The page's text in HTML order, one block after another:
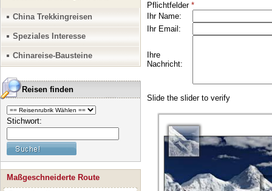
China Trekkingreisen
Speziales Interesse
Chinareise-Bausteine
Reisen finden
Stichwort:
Maßgeschneiderte Route